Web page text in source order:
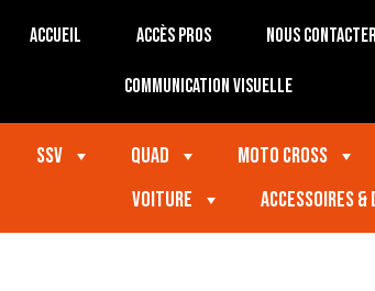
Accueil Accès Pros Nous contacter
Communication visuelle
SSV Quad Moto Cross
VOITURE
Accessoires &